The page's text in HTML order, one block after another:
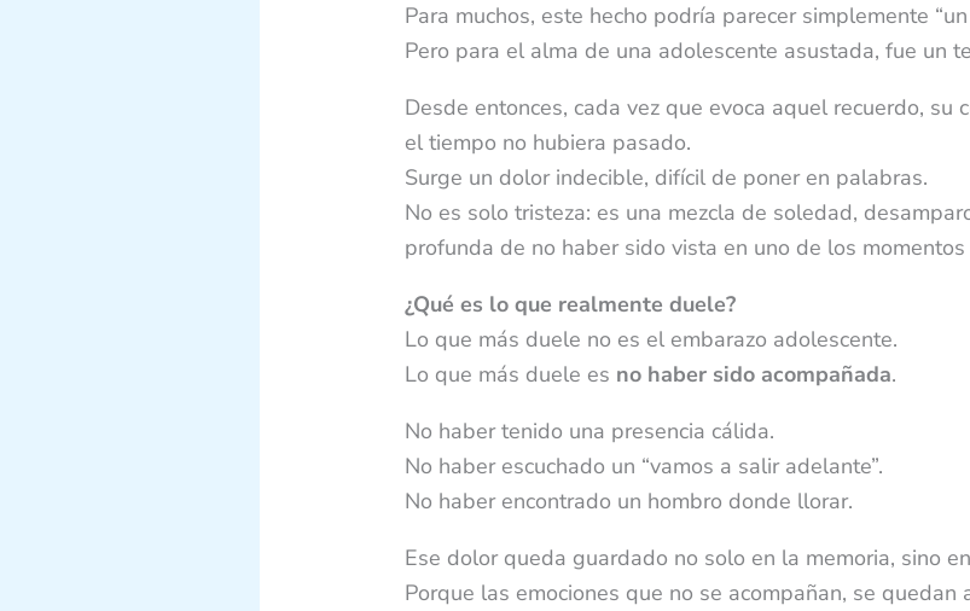
Para muchos, este hecho podría parecer simplemente
Pero para el alma de una adolescente asustada, fue un
Desde entonces, cada vez que evoca aquel recuerdo, su
el tiempo no hubiera pasado.
Surge un dolor indecible, difícil de poner en palabras.
No es solo tristeza: es una mezcla de soledad,
profunda de no haber sido vista en uno de los
¿Qué es lo que realmente duele?
Lo que más duele no es el embarazo adolescente.
Lo que más duele es no haber sido acompañada.
No haber tenido una presencia cálida.
No haber escuchado un “vamos a salir adelante”.
No haber encontrado un hombro donde llorar.
Ese dolor queda guardado no solo en la memoria, sino
Porque las emociones que no se acompañan, se quedan